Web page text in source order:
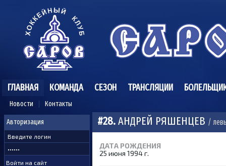
ГЛАВНАЯ
Новости Контакты
КОМАНДА СЕЗОН ТРАНСЛЯЦИИ
Авторизация #28.АНДРЕЙ РЯШЕНЦЕВ /
ДАТА РОЖДЕНИЯ
25 июня 1994 г.